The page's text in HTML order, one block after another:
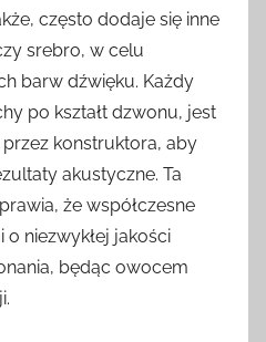
często dodaje się inne
srebro, w celu
barw dźwięku. Każdy
po kształt dzwonu, jest
konstruktora, aby
akustyczne. Ta
że współczesne
niezwykłej jakości
będąc owocem